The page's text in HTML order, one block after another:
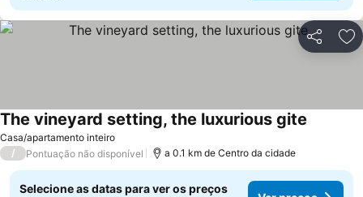
Partilhar
Casa/apartamento inteiro
The vineyard setting, the luxurious gite
/ Pontuação não disponível a 0.1 km de Centro da cidade
Selecione as datas para ver os preços